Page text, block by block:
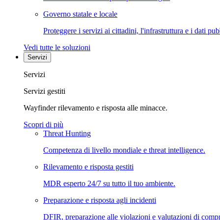
Governo statale e locale
Proteggere i servizi ai cittadini, l'infrastruttura e i dati
Vedi tutte le soluzioni
Servizi
Servizi
Servizi gestiti
Wayfinder rilevamento e risposta alle minacce.
Scopri di più
Threat Hunting
Competenza di livello mondiale e threat intelligence.
Rilevamento e risposta gestiti
MDR esperto 24/7 su tutto il tuo ambiente.
Preparazione e risposta agli incidenti
DFIR, preparazione alle violazioni e valutazioni di